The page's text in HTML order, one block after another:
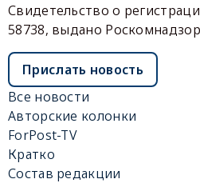
Свидетельство о
58738, выдано
Прислать новость
Все новости
Авторские колонки
ForPost-TV
Кратко
Состав редакции